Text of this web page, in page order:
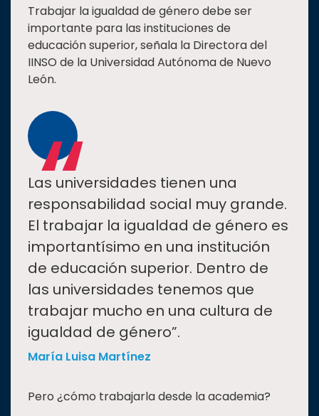
Trabajar la igualdad de género debe ser
importante para las instituciones de
educación superior, señala la Directora del
IINSO de la Universidad Autónoma de Nuevo
León.
“
Las universidades tienen una
responsabilidad social muy grande.
El trabajar la igualdad de género es
importantísimo en una institución
de educación superior. Dentro de
las universidades tenemos que
trabajar mucho en una cultura de
igualdad de género”.
María Luisa Martínez
Pero ¿cómo trabajarla desde la academia?